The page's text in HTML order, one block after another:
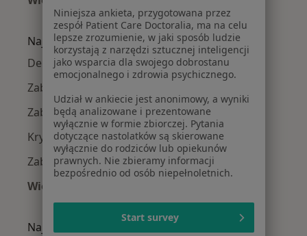
Więcej w kategorii: Psycholodzy w pobliżu
Najczęście leczone choroby
Depresja w Wrocławiu
Zaburzenia lękowe w Wrocławiu
Zaburzenia nastroju w Wrocławiu
Kryzys emocjonalny w Wrocławiu
Zaburzenia emocjonalne w Wrocławiu
Więcej (15)
Więcej w kategorii: Najczęście leczone
Najpopularniejsze ubezpieczenia
Niniejsza ankieta, przygotowana przez
zespół Patient Care Doctoralia, ma na celu
lepsze zrozumienie, w jaki sposób ludzie
korzystają z narzędzi sztucznej inteligencji
jako wsparcia dla swojego dobrostanu
emocjonalnego i zdrowia psychicznego.
Udział w ankiecie jest anonimowy, a wyniki
będą analizowane i prezentowane
wyłącznie w formie zbiorczej. Pytania
dotyczące nastolatków są skierowane
wyłącznie do rodziców lub opiekunów
prawnych. Nie zbieramy informacji
bezpośrednio od osób niepełnoletnich.
Start survey